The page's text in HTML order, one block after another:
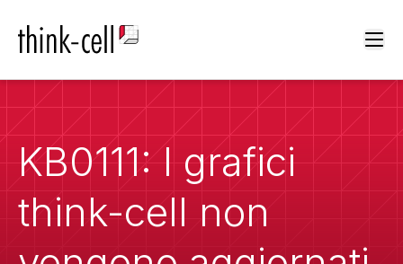
KB0111: I grafici
think-cell non